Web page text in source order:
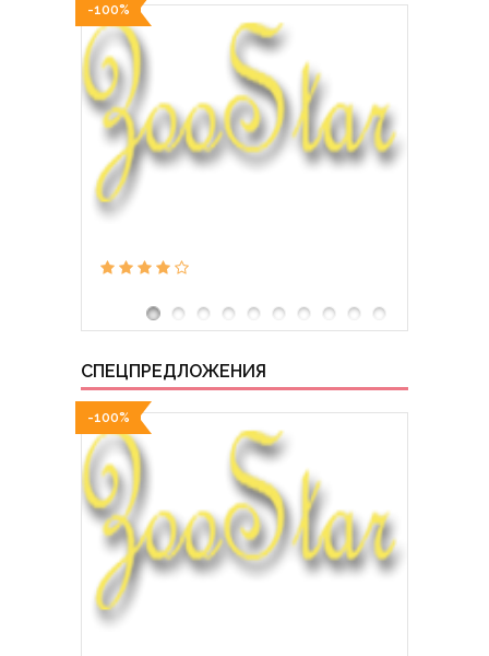
-100%
СПЕЦПРЕДЛОЖЕНИЯ
-100%